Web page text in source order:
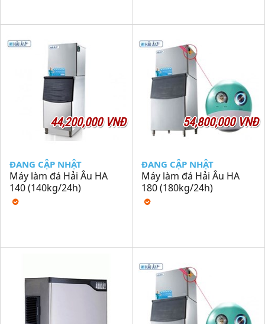
44,200,000 VNĐ
ĐANG CẬP NHẬT
Máy làm đá Hải Âu HA
140 (140kg/24h)
54,800,000 VNĐ
ĐANG CẬP NHẬT
Máy làm đá Hải Âu HA
180 (180kg/24h)